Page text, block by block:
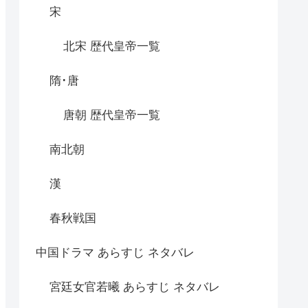
宋
北宋 歴代皇帝一覧
隋･唐
唐朝 歴代皇帝一覧
南北朝
漢
春秋戦国
中国ドラマ あらすじ ネタバレ
宮廷女官若曦 あらすじ ネタバレ